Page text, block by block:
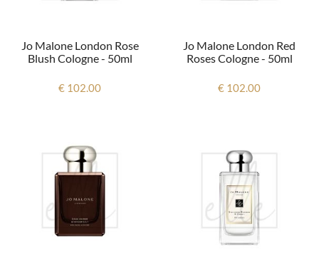
Jo Malone London Rose
Blush Cologne - 50ml
€ 102.00
Jo Malone London Red
Roses Cologne - 50ml
€ 102.00